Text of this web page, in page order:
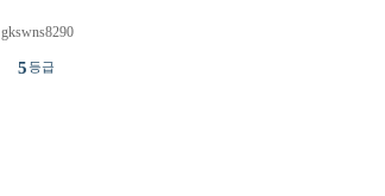
gkswns8290
5등급